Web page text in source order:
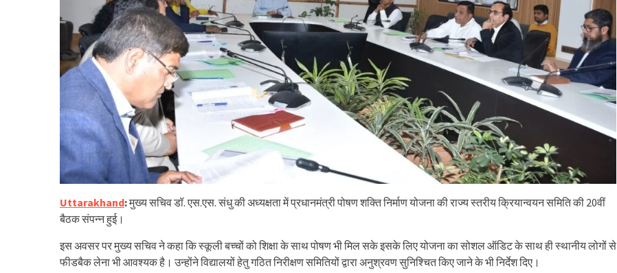
Uttarakhand:मुख्य सचिव डॉ. एस.एस. संधु की अध्यक्षता में प्रधानमंत्री पोषण शक्ति निर्माण योजना की राज्य स्तरीय क्रियान्वयन समिति की 20वीं
बैठक संपन्न हुई।
इस अवसर पर मुख्य सचिव ने कहा कि स्कूली बच्चों को शिक्षा के साथ पोषण भी मिल सके इसके लिए योजना का सोशल ऑडिट के साथ ही स्थानीय लोगों से
फीडबैक लेना भी आवश्यक है। उन्होंने विद्यालयों हेतु गठित निरीक्षण समितियों द्वारा अनुश्रवण सुनिश्चित किए जाने के भी निर्देश दिए।